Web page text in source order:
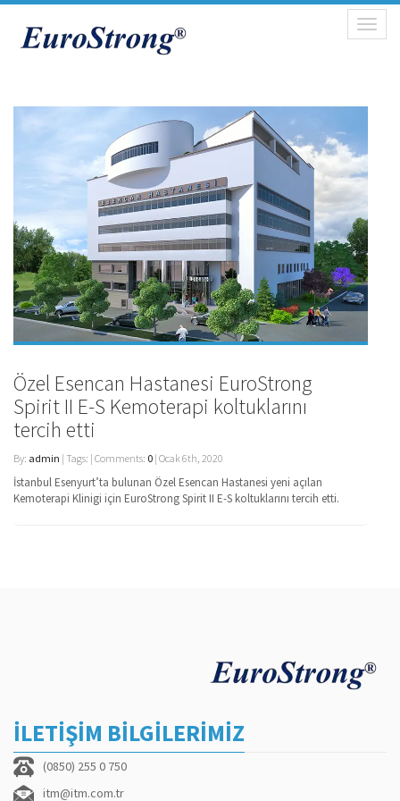
Özel Esencan Hastanesi EuroStrong
Spirit II E-S Kemoterapi koltuklarını
tercih etti
By: admin | Tags: | Comments: 0 | Ocak 6th, 2020
İstanbul Esenyurt’ta bulunan Özel Esencan Hastanesi yeni açılan
Kemoterapi Klinigi için EuroStrong Spirit II E-S koltuklarını tercih etti.
İLETİŞİM BİLGİLERİMİZ
(0850) 255 0 750
itm@itm.com.tr